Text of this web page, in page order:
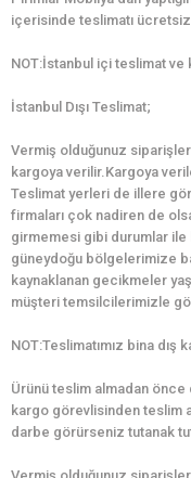
içerisinde teslimatı
NOT:İstanbul içi teslimat
İstanbul Dışı Teslimat;
Vermiş olduğunuz
kargoya verilir.Kargoya
Teslimat yerleri de illere
firmaları çok nadiren de
girmemesi gibi durumlar ile
güneydoğu bölgelerimize
kaynaklanan gecikmeler
müşteri temsilcilerimizle
NOT:Teslimatımız bina dış
Ürünü teslim almadan
kargo görevlisinden teslim
darbe görürseniz tutanak